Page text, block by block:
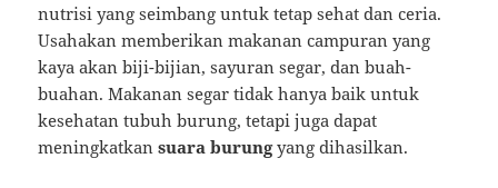
nutrisi yang seimbang untuk tetap sehat dan ceria.
Usahakan memberikan makanan campuran yang
kaya akan biji-bijian, sayuran segar, dan buah-
buahan. Makanan segar tidak hanya baik untuk
kesehatan tubuh burung, tetapi juga dapat
meningkatkansuara burungyang dihasilkan.